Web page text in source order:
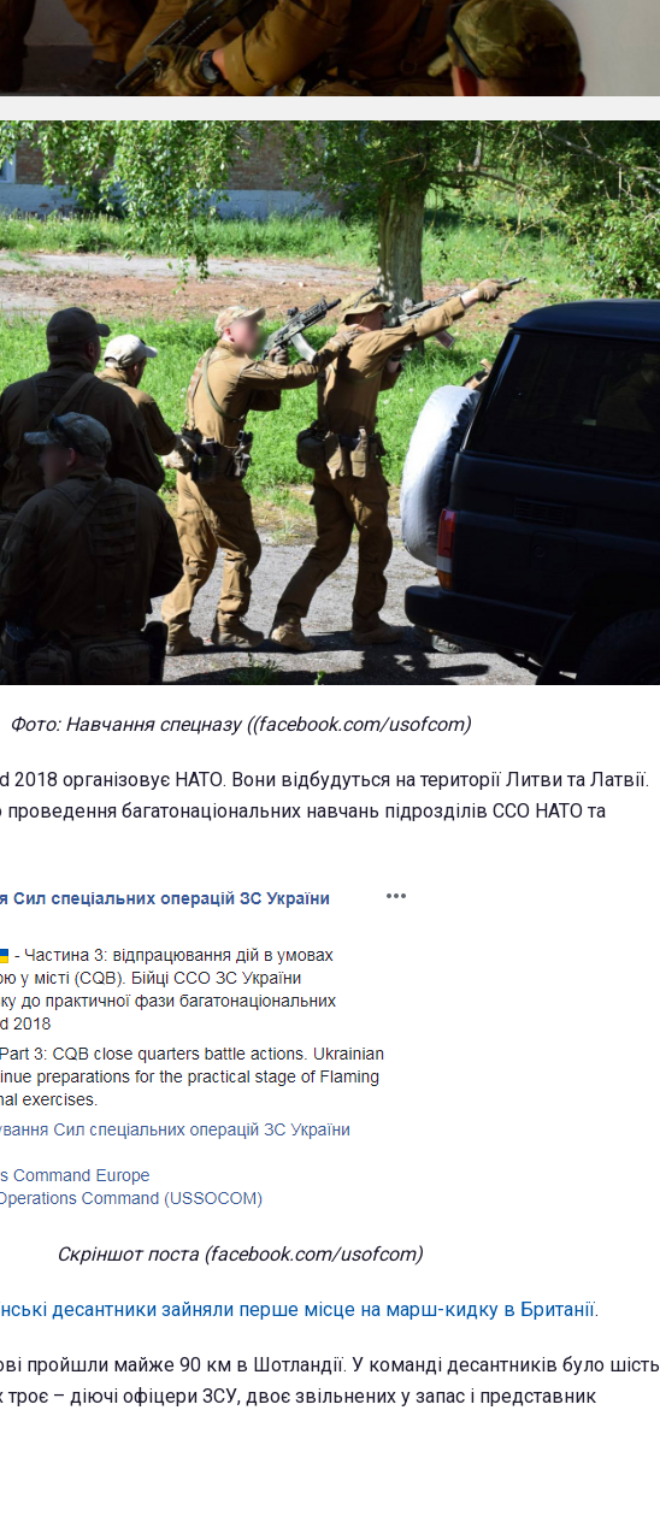
Фото: Навчання спецназу ((facebook.com/usofcom)
2018 організовує НАТО. Вони відбудуться на території Литви та Латвії.
багатонаціональних навчань підрозділів ССО НАТО та
Скріншот поста (facebook.com/usofcom)
десантники зайняли перше місце на марш-кидку в Британії.
пройшли майже 90 км в Шотландії. У команді десантників було шість
троє – діючі офіцери ЗСУ, двоє звільнених у запас і представник